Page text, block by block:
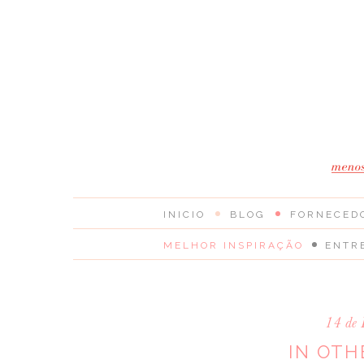
INICIO BLOG
MELHOR INSPIRAÇÃO
14 de
IN